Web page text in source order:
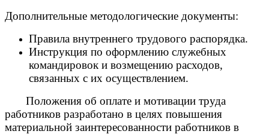
Дополнительные методологические документы:
Правила внутреннего трудового распорядка.
Инструкция по оформлению служебных
командировок и возмещению расходов,
связанных с их осуществлением.
Положения об оплате и мотивации труда
работников разработано в целях повышения
материальной заинтересованности работников в